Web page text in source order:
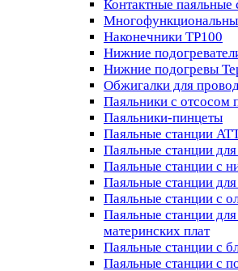
Контактные паяльные
Наконечники TP100
Нижние
Нижние подогревы
Обжигалки для
Паяльники с отсосом
Паяльники-пинцеты
Паяльные станции
Паяльные станции
Паяльные станции с
Паяльные станции
Паяльные станции с
Паяльные станции
материнских плат
Паяльные станции с
Паяльные станции с